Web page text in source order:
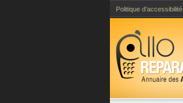
Politique d'accessibilité